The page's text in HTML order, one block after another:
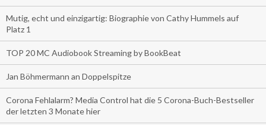
Mutig, echt und einzigartig: Biographie von Cathy Hummels auf
Platz 1
TOP 20 MC Audiobook Streaming by BookBeat
Jan Böhmermann an Doppelspitze
Corona Fehlalarm? Media Control hat die 5 Corona-Buch-Bestseller
der letzten 3 Monate hier